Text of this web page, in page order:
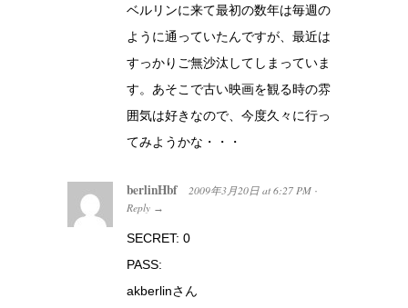
ベルリンに来て最初の数年は毎週の
ように通っていたんですが、最近は
すっかりご無沙汰してしまっていま
す。あそこで古い映画を観る時の雰
囲気は好きなので、今度久々に行っ
てみようかな・・・
berlinHbf 2009年3月20日 at 6:27 PM ·
Reply →
SECRET: 0
PASS:
akberlinさん